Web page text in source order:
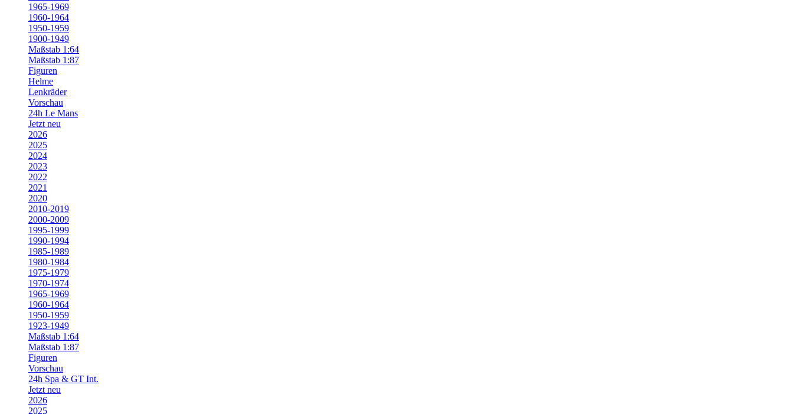
1965-1969
1960-1964
1950-1959
1900-1949
Maßstab 1:64
Maßstab 1:87
Figuren
Helme
Lenkräder
Vorschau
24h Le Mans
Jetzt neu
2026
2025
2024
2023
2022
2021
2020
2010-2019
2000-2009
1995-1999
1990-1994
1985-1989
1980-1984
1975-1979
1970-1974
1965-1969
1960-1964
1950-1959
1923-1949
Maßstab 1:64
Maßstab 1:87
Figuren
Vorschau
24h Spa & GT Int.
Jetzt neu
2026
2025